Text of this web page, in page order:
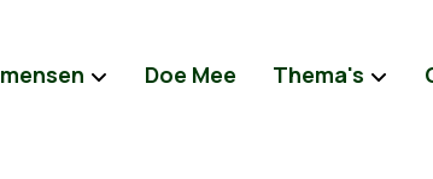
Doe Mee Thema's